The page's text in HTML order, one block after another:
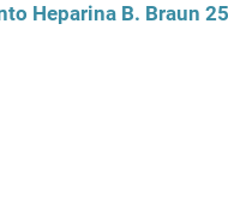
Heparina B. Braun